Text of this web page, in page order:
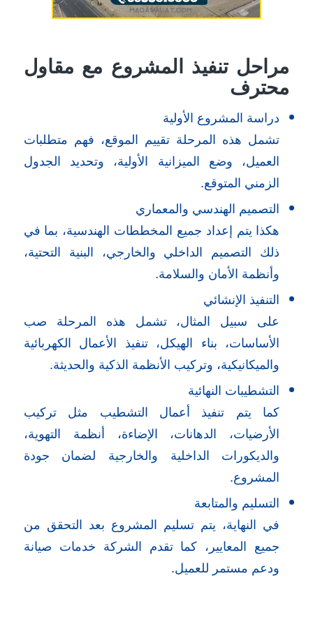
مراحل تنفيذ المشروع مع مقاول
محترف
دراسة المشروع الأولية
تشمل هذه المرحلة تقييم الموقع، فهم متطلبات
العميل، وضع الميزانية الأولية، وتحديد الجدول
الزمني المتوقع.
التصميم الهندسي والمعماري
هكذا يتم إعداد جميع المخططات الهندسية، بما في
ذلك التصميم الداخلي والخارجي، البنية التحتية،
وأنظمة الأمان والسلامة.
التنفيذ الإنشائي
على سبيل المثال، تشمل هذه المرحلة صب
الأساسات، بناء الهيكل، تنفيذ الأعمال الكهربائية
والميكانيكية، وتركيب الأنظمة الذكية والحديثة.
التشطيبات النهائية
كما يتم تنفيذ أعمال التشطيب مثل تركيب
الأرضيات، الدهانات، الإضاءة، أنظمة التهوية،
والديكورات الداخلية والخارجية لضمان جودة
المشروع.
التسليم والمتابعة
في النهاية، يتم تسليم المشروع بعد التحقق من
جميع المعايير، كما تقدم الشركة خدمات صيانة
ودعم مستمر للعميل.